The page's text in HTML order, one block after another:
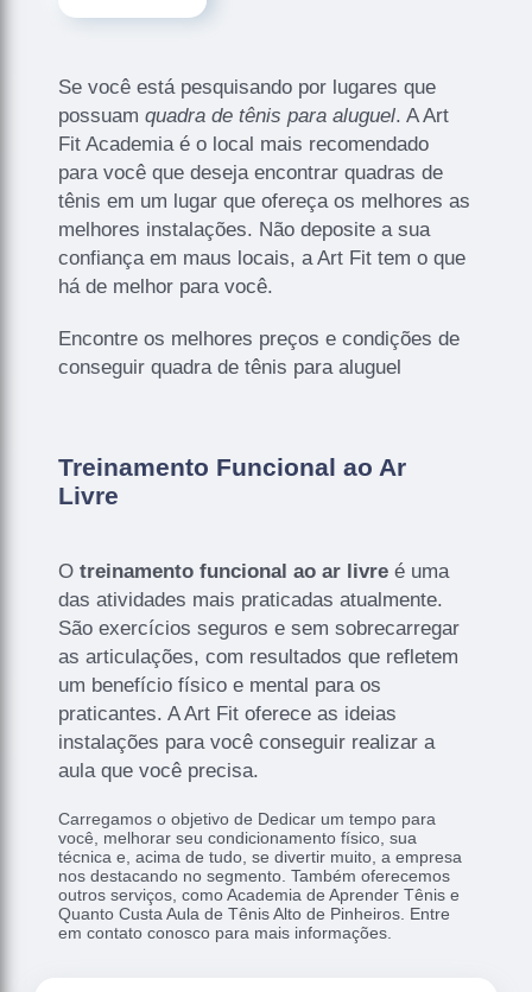
Se você está pesquisando por lugares que
possuamquadra de tênis para aluguel. A Art
Fit Academia é o local mais recomendado
para você que deseja encontrar quadras de
tênis em um lugar que ofereça os melhores as
melhores instalações. Não deposite a sua
confiança em maus locais, a Art Fit tem o que
há de melhor para você.
Encontre os melhores preços e condições de
conseguir quadra de tênis para aluguel
Treinamento Funcional ao Ar
Livre
Otreinamento funcional ao ar livre é uma
das atividades mais praticadas atualmente.
São exercícios seguros e sem sobrecarregar
as articulações, com resultados que refletem
um benefício físico e mental para os
praticantes. A Art Fit oferece as ideias
instalações para você conseguir realizar a
aula que você precisa.
Carregamos o objetivo de Dedicar um tempo para
você, melhorar seu condicionamento físico, sua
técnica e, acima de tudo, se divertir muito, a empresa
nos destacando no segmento. Também oferecemos
outros serviços, como Academia de Aprender Tênis e
Quanto Custa Aula de Tênis Alto de Pinheiros. Entre
em contato conosco para mais informações.